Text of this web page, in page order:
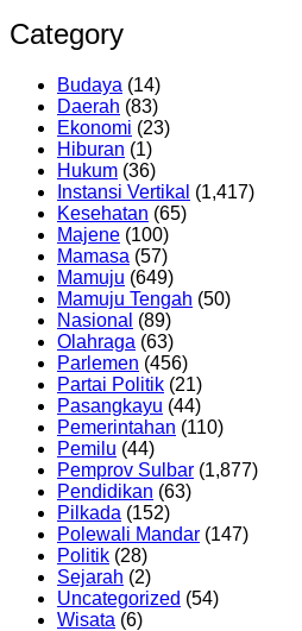
Category
Budaya (14)
Daerah (83)
Ekonomi (23)
Hiburan (1)
Hukum (36)
Instansi Vertikal (1,417)
Kesehatan (65)
Majene (100)
Mamasa (57)
Mamuju (649)
Mamuju Tengah (50)
Nasional (89)
Olahraga (63)
Parlemen (456)
Partai Politik (21)
Pasangkayu (44)
Pemerintahan (110)
Pemilu (44)
Pemprov Sulbar (1,877)
Pendidikan (63)
Pilkada (152)
Polewali Mandar (147)
Politik (28)
Sejarah (2)
Uncategorized (54)
Wisata (6)